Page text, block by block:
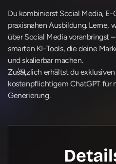
Du kombinierst Social Media,
praxisnahen Ausbildung. Lerne,
über Social Media voranbringst
smarten KI-Tools, die deine
und skalierbar machen.
Zusätzlich erhältst du
kostenpflichtigem ChatGPT
Generierung.